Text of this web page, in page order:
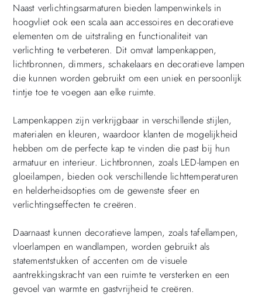
Naast verlichtingsarmaturen bieden lampenwinkels in
hoogvliet ook een scala aan accessoires en decoratieve
elementen om de uitstraling en functionaliteit van
verlichting te verbeteren. Dit omvat lampenkappen,
lichtbronnen, dimmers, schakelaars en decoratieve lampen
die kunnen worden gebruikt om een uniek en persoonlijk
tintje toe te voegen aan elke ruimte.
Lampenkappen zijn verkrijgbaar in verschillende stijlen,
materialen en kleuren, waardoor klanten de mogelijkheid
hebben om de perfecte kap te vinden die past bij hun
armatuur en interieur. Lichtbronnen, zoals LED-lampen en
gloeilampen, bieden ook verschillende lichttemperaturen
en helderheidsopties om de gewenste sfeer en
verlichtingseffecten te creëren.
Daarnaast kunnen decoratieve lampen, zoals tafellampen,
vloerlampen en wandlampen, worden gebruikt als
statementstukken of accenten om de visuele
aantrekkingskracht van een ruimte te versterken en een
gevoel van warmte en gastvrijheid te creëren.